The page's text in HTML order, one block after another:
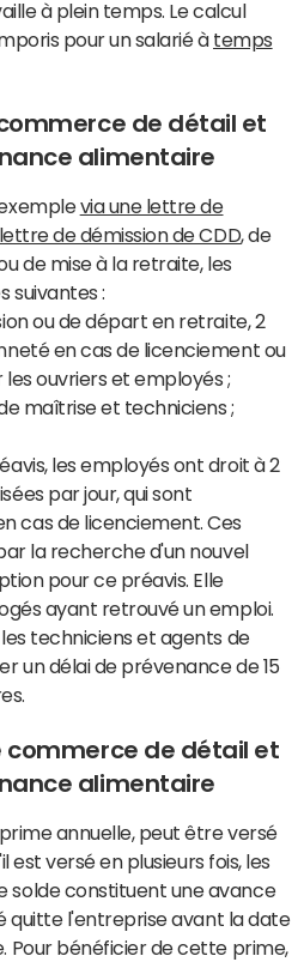
à plein temps. Le calcul
pour un salarié à temps
de détail et
alimentaire
via une lettre de
de démission de CDD, de
de mise à la retraite, les
suivantes :
ou de départ en retraite, 2
en cas de licenciement ou
ouvriers et employés ;
maîtrise et techniciens ;
les employés ont droit à 2
par jour, qui sont
cas de licenciement. Ces
la recherche d'un nouvel
pour ce préavis. Elle
ayant retrouvé un emploi.
techniciens et agents de
un délai de prévenance de 15
commerce de détail et
alimentaire
prime annuelle, peut être versé
est versé en plusieurs fois, les
solde constituent une avance
quitte l'entreprise avant la date
Pour bénéficier de cette prime,